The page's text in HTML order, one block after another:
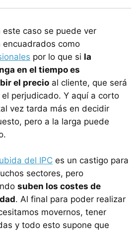
caso se puede ver
como
por lo que si la
en el tiempo es
el precio al cliente, que será
perjudicado. Y aquí a corto
vez tarda más en decidir
pero a la larga puede
del IPC es un castigo para
sectores, pero
suben los costes de
. Al final para poder realizar
movernos, tener
y todo esto supone que